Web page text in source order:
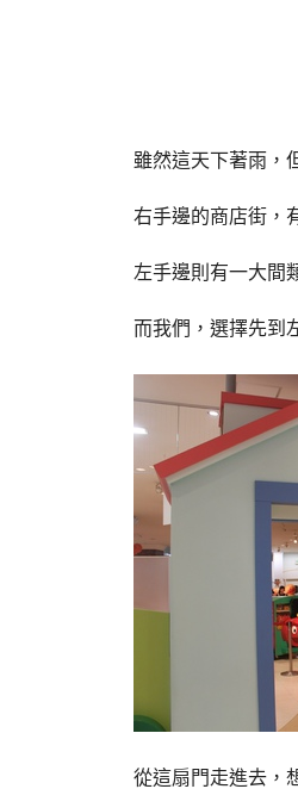
雖然這天下著雨，
右手邊的商店街，
左手邊則有一大間
而我們，選擇先到
從這扇門走進去，